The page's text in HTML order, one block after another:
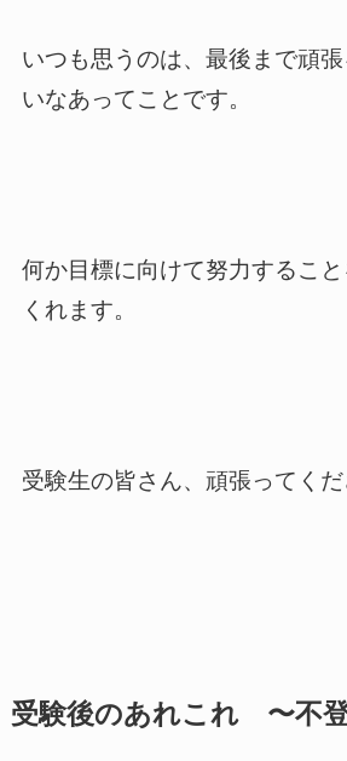
いつも思うのは、最後まで頑
いなあってことです。
何か目標に向けて努力するこ
くれます。
受験生の皆さん、頑張ってくだ
受験後のあれこれ 〜不